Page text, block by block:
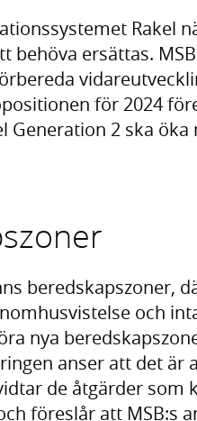
Rakel
behöva ersättas.
för 2024
Generation 2 ska
beredskapszoner,
och
nya
anser att det är
de åtgärder som
föreslår att MSB:s